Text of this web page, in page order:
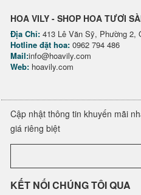
HOA VILY - SHOP HOA TƯƠI
Địa Chỉ: 413 Lê Văn Sỹ, Phường 2,
Hotline đặt hoa: 0962 794 486
Mail:info@hoavily.com
Web: hoavily.com
Cập nhật thông tin khuyến mãi
giá riêng biệt
KẾT NỐI CHÚNG TÔI QUA